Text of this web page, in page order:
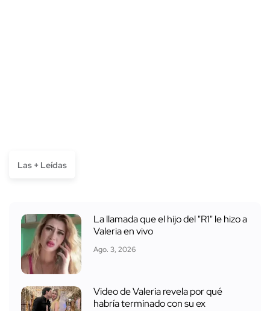
Las + Leídas
La llamada que el hijo del "R1" le hizo a
Valeria en vivo
Ago. 3, 2026
Video de Valeria revela por qué
habría terminado con su ex